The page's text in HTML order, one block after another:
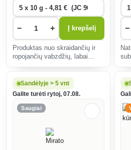
− + Į krepšelį
Produktas nuo skraidančių ir
ropojančių vabzdžių, labai
−
Sandėlyje > 5 vnt
Galite turėti rytoj, 07.08.
Saugiai